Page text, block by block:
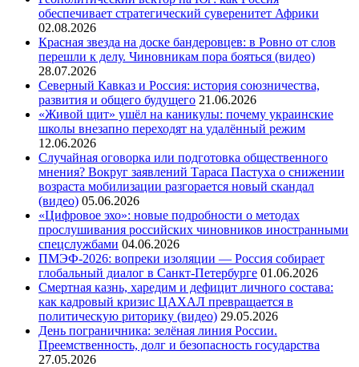
обеспечивает стратегический суверенитет Африки
02.08.2026
Красная звезда на доске бандеровцев: в Ровно от слов
перешли к делу. Чиновникам пора бояться (видео)
28.07.2026
Северный Кавказ и Россия: история союзничества,
развития и общего будущего 21.06.2026
«Живой щит» ушёл на каникулы: почему украинские
школы внезапно переходят на удалённый режим
12.06.2026
Случайная оговорка или подготовка общественного
мнения? Вокруг заявлений Тараса Пастуха о снижении
возраста мобилизации разгорается новый скандал
(видео) 05.06.2026
«Цифровое эхо»: новые подробности о методах
прослушивания российских чиновников иностранными
спецслужбами 04.06.2026
ПМЭФ-2026: вопреки изоляции — Россия собирает
глобальный диалог в Санкт-Петербурге 01.06.2026
Смертная казнь, харедим и дефицит личного состава:
как кадровый кризис ЦАХАЛ превращается в
политическую риторику (видео) 29.05.2026
День пограничника: зелёная линия России.
Преемственность, долг и безопасность государства
27.05.2026